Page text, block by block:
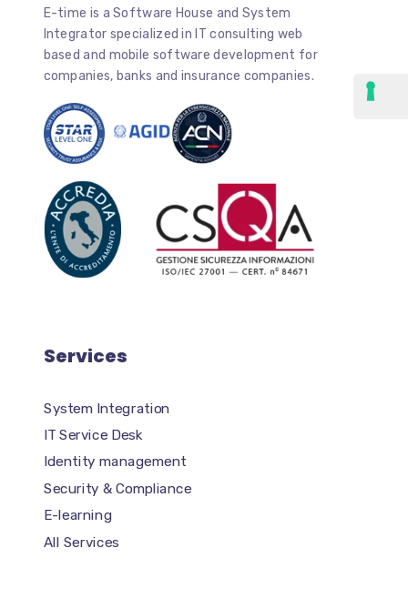
E-time is a Software House and System
Integrator specialized in IT consulting web
based and mobile software development for
companies, banks and insurance companies.
Services
System Integration
IT Service Desk
Identity management
Security & Compliance
E-learning
All Services